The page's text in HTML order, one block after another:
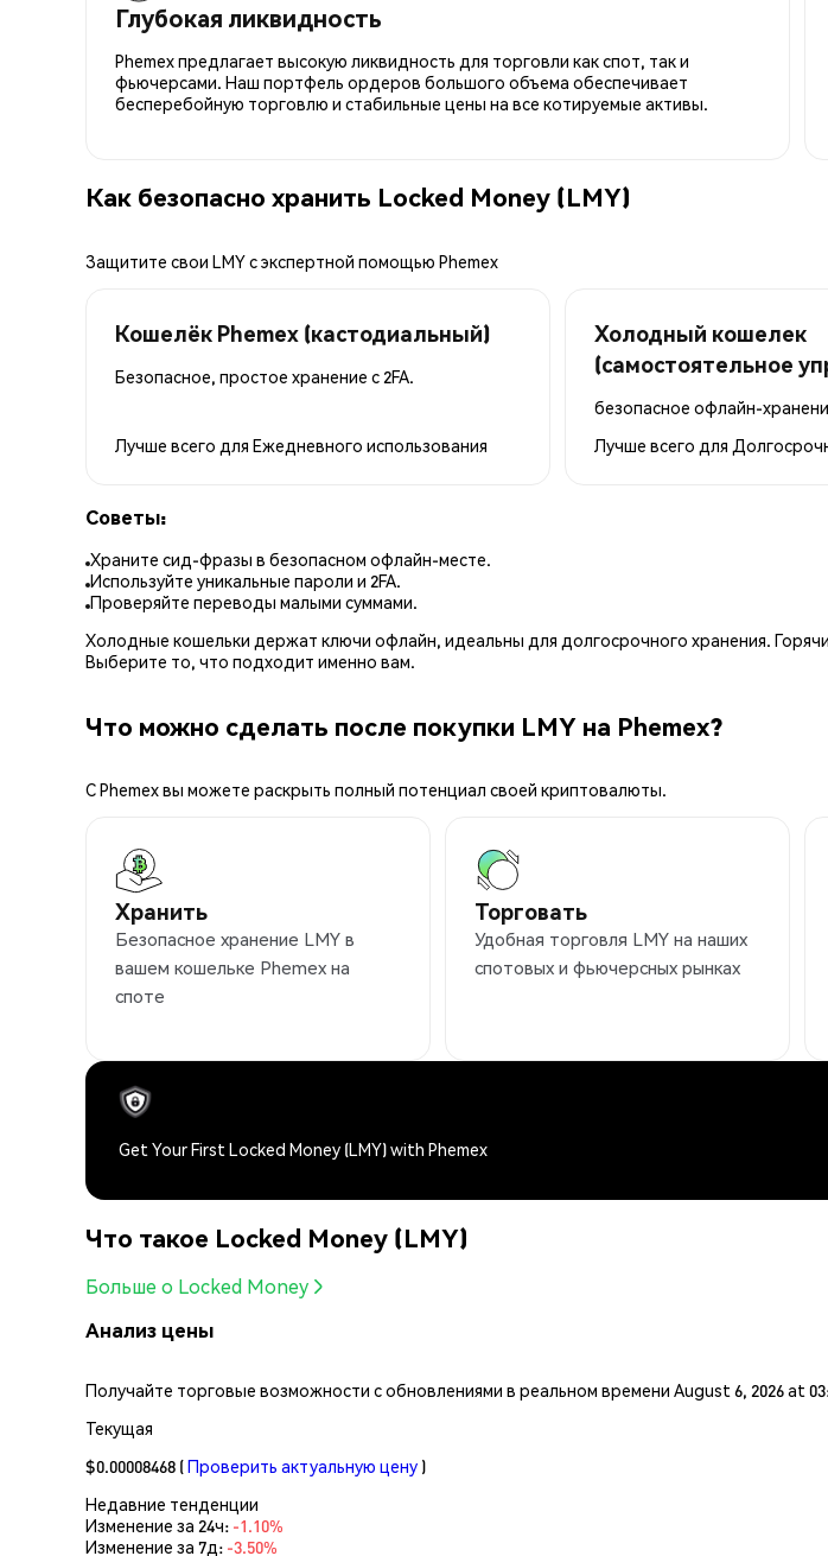
Глубокая ликвидность
Phemex предлагает высокую ликвидность для торговли как спот, так и
фьючерсами. Наш портфель ордеров большого объема обеспечивает
бесперебойную торговлю и стабильные цены на все котируемые активы.
Как безопасно хранить Locked Money (LMY)
Защитите свои LMY с экспертной помощью Phemex
Кошелёк Phemex (кастодиальный)
Безопасное, простое хранение с 2FA.
Лучше всего для Ежедневного использования
Холодный кошелек
(самостоятельное
безопасное офлайн-
Лучше всего для
Советы:
Храните сид-фразы в безопасном офлайн-месте.
Используйте уникальные пароли и 2FA.
Проверяйте переводы малыми суммами.
Холодные кошельки держат ключи офлайн, идеальны для долгосрочного хранения.
Выберите то, что подходит именно вам.
Что можно сделать после покупки LMY на Phemex?
С Phemex вы можете раскрыть полный потенциал своей криптовалюты.
Хранить
Безопасное хранение LMY в
вашем кошельке Phemex на
споте
Торговать
Удобная торговля LMY на наших
спотовых и фьючерсных рынках
Get Your First Locked Money (LMY) with Phemex
Что такое Locked Money (LMY)
Больше о Locked Money
Анализ цены
Получайте торговые возможности с обновлениями в реальном времени August 6, 2026 at
Текущая
$0.00008468 (Проверить актуальную цену )
Недавние тенденции
Изменение за 24ч: -1.10%
Изменение за 7д: -3.50%